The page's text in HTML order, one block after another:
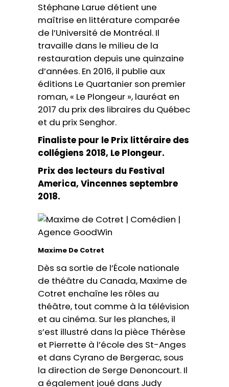
Stéphane Larue détient une
maîtrise en littérature comparée
de l’Université de Montréal. Il
travaille dans le milieu de la
restauration depuis une quinzaine
d’années. En 2016, il publie aux
éditions Le Quartanier son premier
roman, « Le Plongeur », lauréat en
2017 du prix des libraires du Québec
et du prix Senghor.
Finaliste pour le Prix littéraire des
collégiens 2018, Le Plongeur.
Prix des lecteurs du Festival
America, Vincennes septembre
2018.
Maxime De Cotret
Dès sa sortie de l’École nationale
de théâtre du Canada, Maxime de
Cotret enchaîne les rôles au
théâtre, tout comme à la télévision
et au cinéma. Sur les planches, il
s’est illustré dans la pièce Thérèse
et Pierrette à l’école des St-Anges
et dans Cyrano de Bergerac, sous
la direction de Serge Denoncourt. Il
a également joué dans Judy